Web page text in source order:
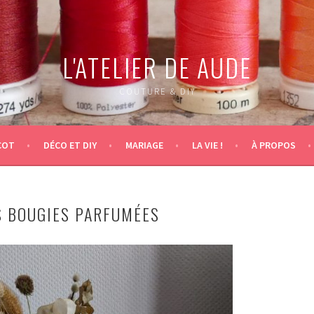
L'ATELIER DE AUDE
COUTURE & DIY
DÉCO ET DIY MARIAGE LA VIE ! À PROPOS
PARFUMÉES